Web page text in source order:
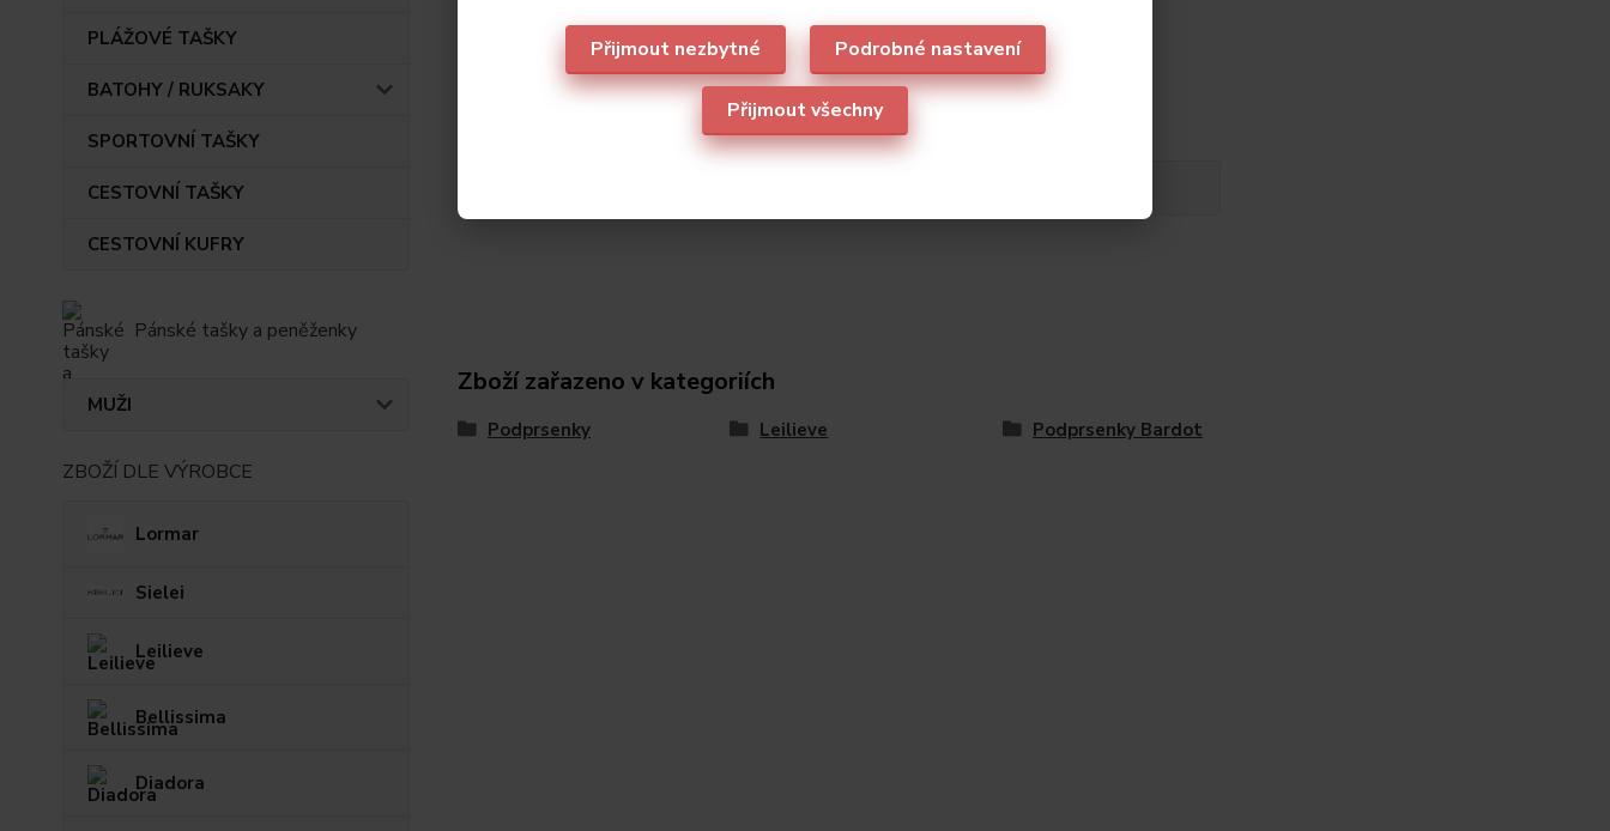
PLÁŽOVÉ TAŠKY
BATOHY / RUKSAKY
SPORTOVNÍ TAŠKY
CESTOVNÍ TAŠKY
CESTOVNÍ KUFRY
Pánské tašky a peněženky
MUŽI
ZBOŽÍ DLE VÝROBCE
Lormar
Sielei
Leilieve
Bellissima
Diadora
Zboží zařazeno v kategoriích
Podprsenky Leilieve Podprsenky Bardot
Přijmout nezbytné Podrobné nastavení
Přijmout všechny